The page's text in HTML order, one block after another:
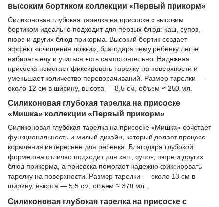
высоким бортиком коллекции «Первый прикорм»
Силиконовая глубокая тарелка на присоске с высоким
бортиком идеально подходит для первых блюд: каш, супов,
пюре и других блюд прикорма. Высокий бортик создает
эффект «очищения ложки», благодаря чему ребенку легче
набирать еду и учиться есть самостоятельно. Надежная
присоска помогает фиксировать тарелку на поверхности и
уменьшает количество переворачиваний. Размер тарелки —
около 12 см в ширину, высота — 8,5 см, объем ≈ 250 мл.
Силиконовая глубокая тарелка на присоске
«Мишка» коллекции «Первый прикорм»
Силиконовая глубокая тарелка на присоске «Мишка» сочетает
функциональность и милый дизайн, который делает процесс
кормления интереснее для ребенка. Благодаря глубокой
форме она отлично подходит для каш, супов, пюре и других
блюд прикорма, а присоска помогает надежно фиксировать
тарелку на поверхности. Размер тарелки — около 13 см в
ширину, высота — 5,5 см, объем ≈ 370 мл.
Силиконовая глубокая тарелка на присоске с